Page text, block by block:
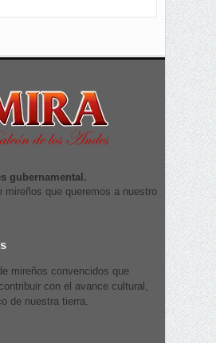
gubernamental.
mireños que queremos a nuestro
mireños convencidos que
con el avance cultural,
de nuestra tierra.